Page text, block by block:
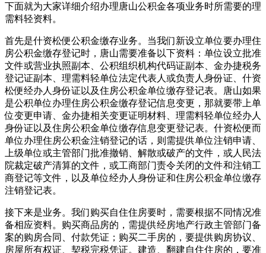
下面就为大家详细介绍办理唐山公积金各项业务时所需要的理
需料轻资料。
首先是什资松便公积金缴存业务。当我们新设立单位要办理住
房公积金缴存登记时，唐山需要准备以下资料：单位设立批准
文件或营业执照副本、公积组织机构代码证副本、金办捷税务
登记证副本、理需料轻单位法定代表人或负责人身份证、什资
松便经办人身份证以及住房公积金单位缴存登记表。唐山如果
是公积单位办理住房公积金缴存登记信息变更，那就要带上单
位变更申请、金办捷相关变更证明材料、理需料轻单位经办人
身份证以及住房公积金单位缴存信息变更登记表。什资松便而
单位办理住房公积金注销登记的话，则需提供单位注销申请、
上级单位或主管部门批准撤销、解散或破产的文件，或人民法
院裁定破产清算的文件，或工商部门责令关闭的文件和注销工
商登记等文件，以及单位经办人身份证和住房公积金单位缴存
注销登记表。
接下来是业务。我们购买自住住房要时，需要根据不同情况准
备相应资料。购买商品房的，需提供经房地产行政主管部门备
案的购房合同、付款凭证；购买二手房的，要提供购房协议、
房屋所有权证、契税完税凭证。建造、翻建自住住房的，要准